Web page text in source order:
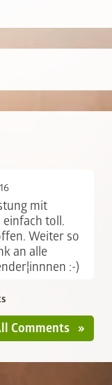
mit
einfach toll.
Weiter so
an alle
:-)
Comments